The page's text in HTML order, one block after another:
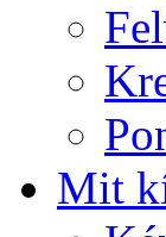
Mit